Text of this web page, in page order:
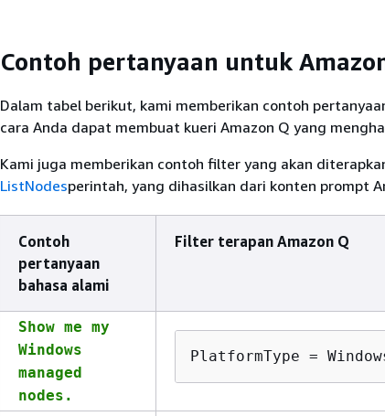
Contoh pertanyaan untuk
Dalam tabel berikut, kami memberikan contoh
cara Anda dapat membuat kueri Amazon Q yang
Kami juga memberikan contoh filter yang akan
ListNodesperintah, yang dihasilkan dari konten prompt
Contoh
pertanyaan
bahasa alami
Filter terapan Amazon Q
Show me my
Windows
managed
nodes.
PlatformType =